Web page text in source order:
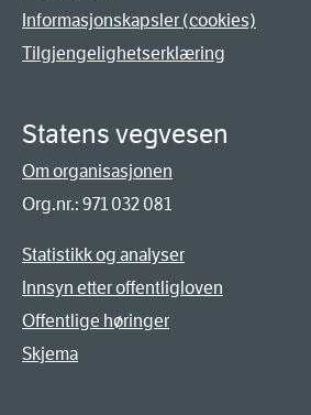
Informasjonskapsler (cookies)
Tilgjengelighetserklæring
Statens vegvesen
Om organisasjonen
Org.nr.: 971 032 081
Statistikk og analyser
Innsyn etter offentligloven
Offentlige høringer
Skjema